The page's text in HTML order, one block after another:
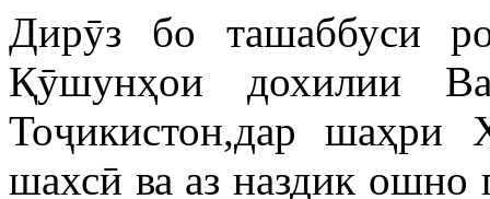
Дирӯз бо ташаббуси
Қӯшунҳои дохилии
Тоҷикистон,дар шаҳри
шахсӣ ва аз наздик ошно